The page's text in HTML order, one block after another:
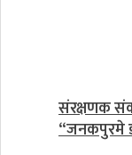
संरक्षणक
“जनकपुरमे